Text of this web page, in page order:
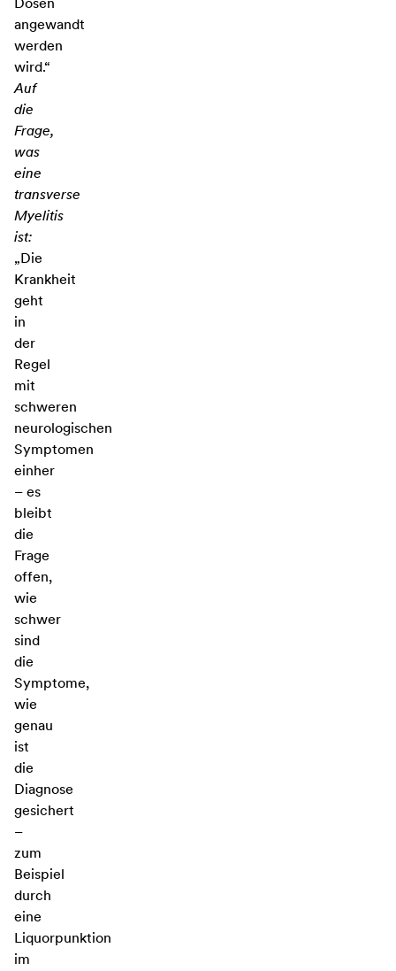
angewandt
werden
wird.“
Auf
die
Frage,
was
eine
transverse
Myelitis
ist:
„Die
Krankheit
geht
in
der
Regel
mit
schweren
neurologischen
Symptomen
einher
– es
bleibt
die
Frage
offen,
wie
schwer
sind
die
Symptome,
wie
genau
ist
die
Diagnose
gesichert
–
zum
Beispiel
durch
eine
Liquorpunktion
im